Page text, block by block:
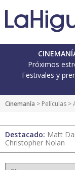
Próximos
Festivales y
Cinemanía > Películas >
Destacado: Matt
Christopher Nolan